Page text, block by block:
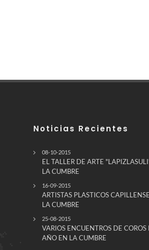
Noticias Recientes
08-10-2015
EL TALLER DE ARTE
LA CUMBRE
16-09-2015
ARTISTAS PLASTICOS
LA CUMBRE
25-08-2015
VARIOS ENCUENTROS DE
AÑO EN LA CUMBRE